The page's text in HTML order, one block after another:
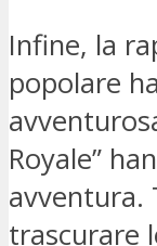
Infine, la
popolare
Royale”
avventura.
trascurare